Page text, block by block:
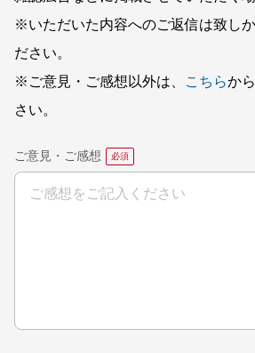
※いただいた内容へのご返信は致し
ださい。
※ご意見・ご感想以外は、
こちらか
さい。
ご意見・ご感想